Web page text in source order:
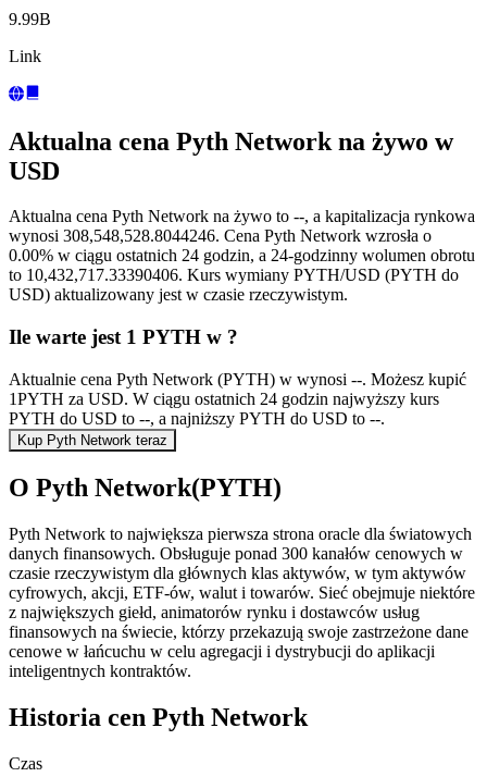
9.99B
Link
Aktualna cena Pyth Network na żywo w
USD
Aktualna cena Pyth Network na żywo to --, a kapitalizacja rynkowa
wynosi 308,548,528.8044246. Cena Pyth Network wzrosła o
0.00% w ciągu ostatnich 24 godzin, a 24-godzinny wolumen obrotu
to 10,432,717.33390406. Kurs wymiany PYTH/USD (PYTH do
USD) aktualizowany jest w czasie rzeczywistym.
Ile warte jest 1 PYTH w ?
Aktualnie cena Pyth Network (PYTH) w wynosi --. Możesz kupić
1PYTH za USD. W ciągu ostatnich 24 godzin najwyższy kurs
PYTH do USD to --, a najniższy PYTH do USD to --.
Kup Pyth Network teraz
O Pyth Network(PYTH)
Pyth Network to największa pierwsza strona oracle dla światowych
danych finansowych. Obsługuje ponad 300 kanałów cenowych w
czasie rzeczywistym dla głównych klas aktywów, w tym aktywów
cyfrowych, akcji, ETF-ów, walut i towarów. Sieć obejmuje niektóre
z największych giełd, animatorów rynku i dostawców usług
finansowych na świecie, którzy przekazują swoje zastrzeżone dane
cenowe w łańcuchu w celu agregacji i dystrybucji do aplikacji
inteligentnych kontraktów.
Historia cen Pyth Network
Czas